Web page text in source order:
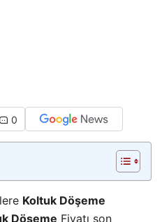
0
Koltuk Döşeme
Döşeme Fiyatı son